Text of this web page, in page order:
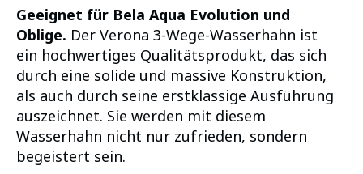
Geeignet für Bela Aqua Evolution und
Oblige. Der Verona 3-Wege-Wasserhahn ist
ein hochwertiges Qualitätsprodukt, das sich
durch eine solide und massive Konstruktion,
als auch durch seine erstklassige Ausführung
auszeichnet. Sie werden mit diesem
Wasserhahn nicht nur zufrieden, sondern
begeistert sein.